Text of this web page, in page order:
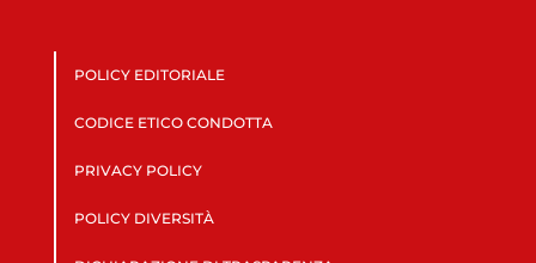
POLICY EDITORIALE
CODICE ETICO CONDOTTA
PRIVACY POLICY
POLICY DIVERSITÀ